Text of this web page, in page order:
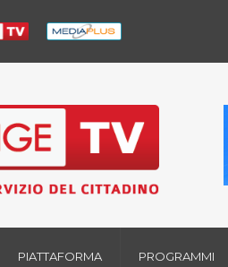
PIATTAFORMA PROGRAMMI